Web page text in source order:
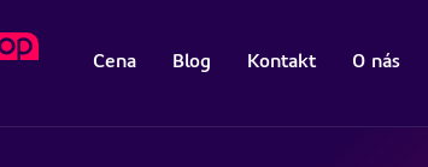
Cena Blog Kontakt O nás